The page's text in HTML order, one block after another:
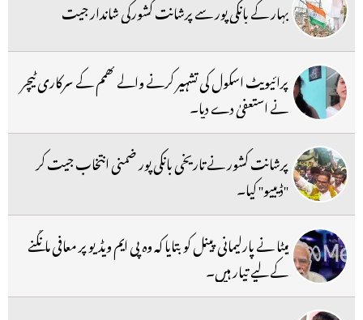
بہار کے بانکی پور سے پرشانت کشورکی شاندار جیت
پرائیویٹ اسکول کی تشہیر کرنے والے کھمم کے سرکاری ٹیچر
نے استعفیٰ دے دیا۔
پرشانت کشور نے تاریخی بانکی پور ضمنی انتخاب جیت کر
''ڈیبیو'' کیا۔
میٹا نے پارلیمانی پینل کو بتایا کہ وہ پی ایم ویڈیو پر معافی مانگنے
کے لیے تیار ہیں۔